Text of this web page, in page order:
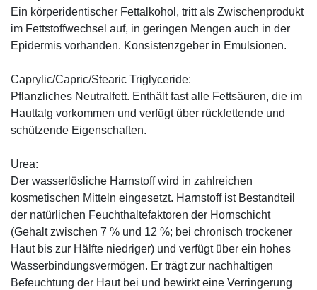
Ein körperidentischer Fettalkohol, tritt als Zwischenprodukt
im Fettstoffwechsel auf, in geringen Mengen auch in der
Epidermis vorhanden. Konsistenzgeber in Emulsionen.
Caprylic/Capric/Stearic Triglyceride:
Pflanzliches Neutralfett. Enthält fast alle Fettsäuren, die im
Hauttalg vorkommen und verfügt über rückfettende und
schützende Eigenschaften.
Urea:
Der wasserlösliche Harnstoff wird in zahlreichen
kosmetischen Mitteln eingesetzt. Harnstoff ist Bestandteil
der natürlichen Feuchthaltefaktoren der Hornschicht
(Gehalt zwischen 7 % und 12 %; bei chronisch trockener
Haut bis zur Hälfte niedriger) und verfügt über ein hohes
Wasserbindungsvermögen. Er trägt zur nachhaltigen
Befeuchtung der Haut bei und bewirkt eine Verringerung